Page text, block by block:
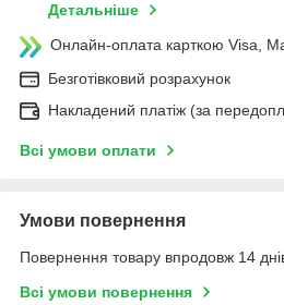
Детальніше
Онлайн-оплата карткою Visa,
Безготівковий розрахунок
Накладений платіж (за
Всі умови оплати
Умови повернення
Повернення товару впродовж 14
Всі умови повернення